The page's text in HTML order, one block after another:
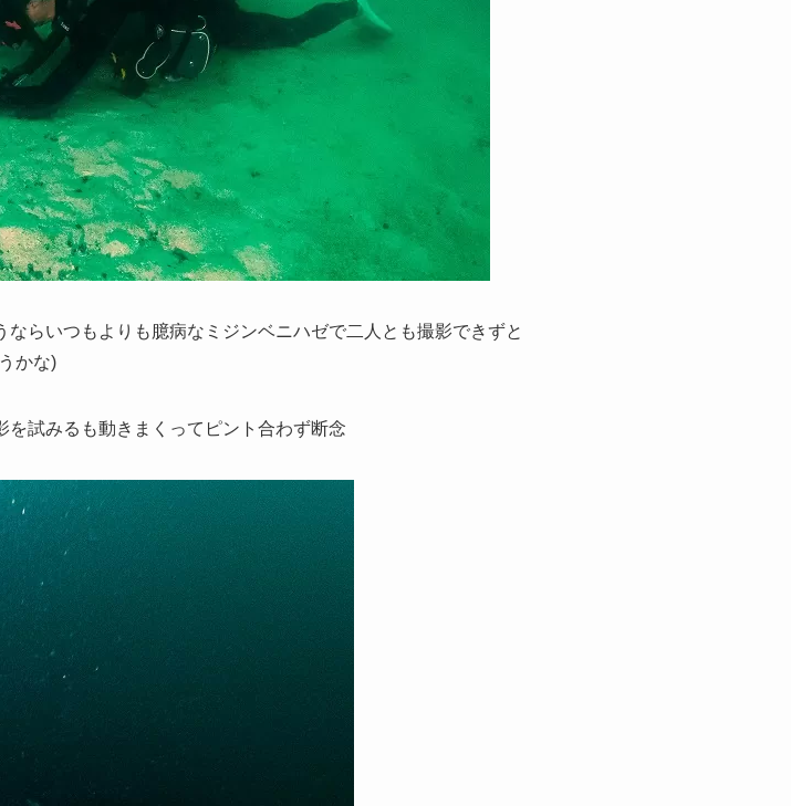
らいつもよりも臆病なミジンベニハゼで二人とも撮影できずと
かな)
試みるも動きまくってピント合わず断念